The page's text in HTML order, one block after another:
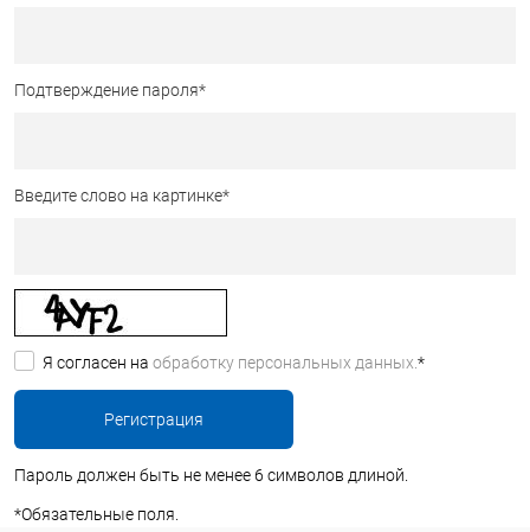
Подтверждение пароля*
Введите слово на картинке*
Я согласен на обработку персональных данных. *
Пароль должен быть не менее 6 символов длиной.
*Обязательные поля.